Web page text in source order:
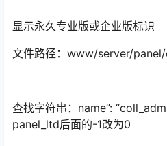
显示永久专业版或企业版标识
文件路径：www/server/
查找字符串：name”:
panel_ltd后面的-1改为0